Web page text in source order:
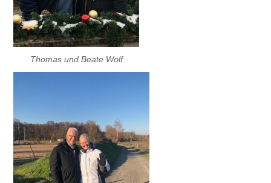
Thomas und Beate Wolf